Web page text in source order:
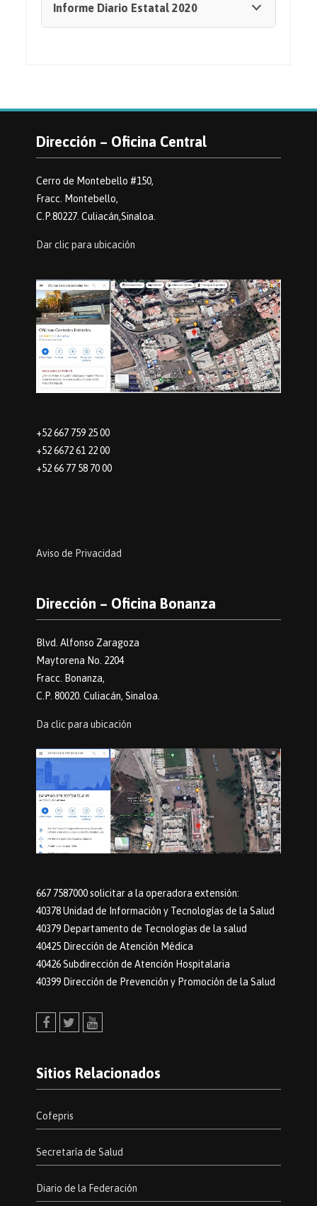
Informe Diario Estatal 2020
Dirección – Oficina Central
Cerro de Montebello #150,
Fracc. Montebello,
C.P.80227. Culiacán,Sinaloa.
Dar clic para ubicación
+52 667 759 25 00
+52 6672 61 22 00
+52 66 77 58 70 00
Aviso de Privacidad
Dirección – Oficina Bonanza
Blvd. Alfonso Zaragoza
Maytorena No. 2204
Fracc. Bonanza,
C.P. 80020. Culiacán, Sinaloa.
Da clic para ubicación
667 7587000 solicitar a la operadora extensión:
40378 Unidad de Información y Tecnologías de la Salud
40379 Departamento de Tecnologias de la salud
40425 Dirección de Atención Médica
40426 Subdirección de Atención Hospitalaria
40399 Dirección de Prevención y Promoción de la Salud
Sitios Relacionados
Cofepris
Secretaría de Salud
Diario de la Federación